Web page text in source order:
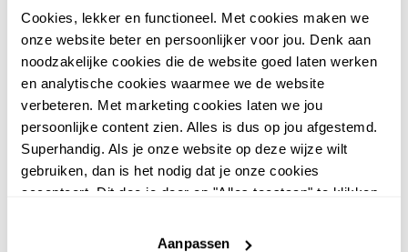
Cookies, lekker en functioneel. Met cookies maken we
onze website beter en persoonlijker voor jou. Denk aan
noodzakelijke cookies die de website goed laten werken
en analytische cookies waarmee we de website
verbeteren. Met marketing cookies laten we jou
persoonlijke content zien. Alles is dus op jou afgestemd.
Superhandig. Als je onze website op deze wijze wilt
gebruiken, dan is het nodig dat je onze cookies
accepteert. Dit doe je door op "Alles toestaan" te klikken.
website niet optimaal functioneert.
Aanpassen